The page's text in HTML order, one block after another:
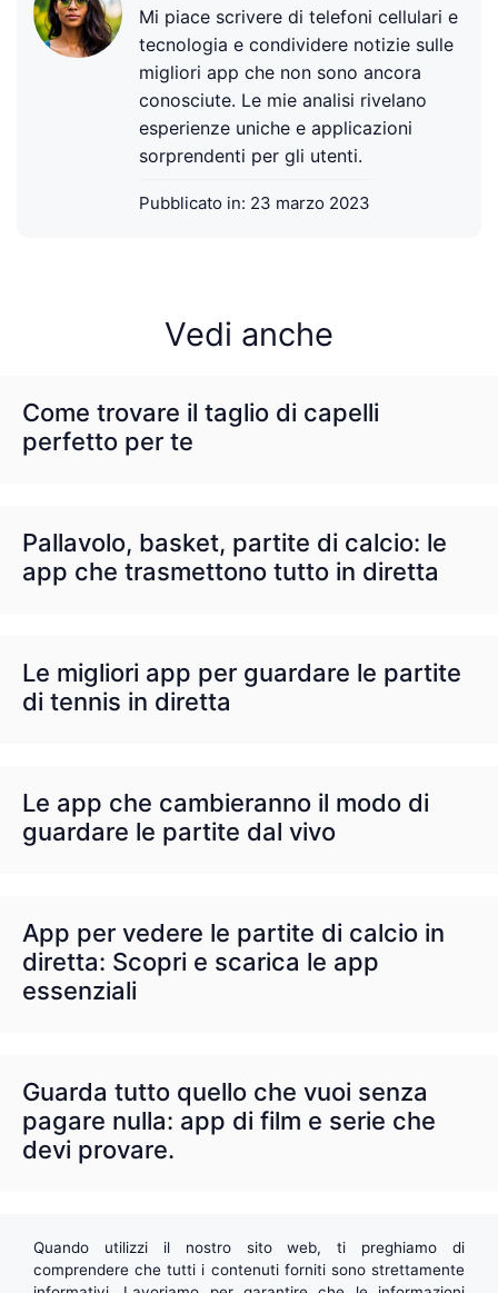
Mi piace scrivere di telefoni cellulari e
tecnologia e condividere notizie sulle
migliori app che non sono ancora
conosciute. Le mie analisi rivelano
esperienze uniche e applicazioni
sorprendenti per gli utenti.
Pubblicato in: 23 marzo 2023
Vedi anche
Come trovare il taglio di capelli
perfetto per te
Pallavolo, basket, partite di calcio: le
app che trasmettono tutto in diretta
Le migliori app per guardare le partite
di tennis in diretta
Le app che cambieranno il modo di
guardare le partite dal vivo
App per vedere le partite di calcio in
diretta: Scopri e scarica le app
essenziali
Guarda tutto quello che vuoi senza
pagare nulla: app di film e serie che
devi provare.
Quando utilizzi il nostro sito web, ti preghiamo di
comprendere che tutti i contenuti forniti sono strettamente